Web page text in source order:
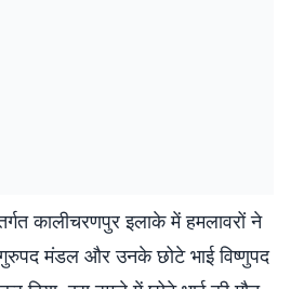
कालीचरणपुर इलाके में हमलावरों ने
मंडल और उनके छोटे भाई विष्णुपद